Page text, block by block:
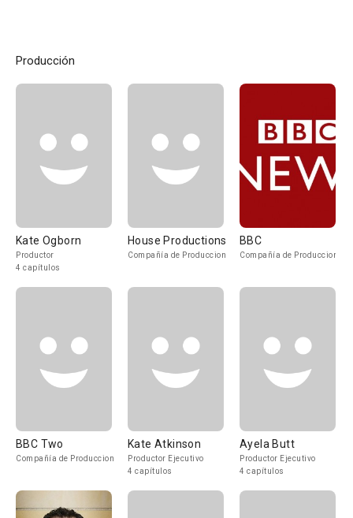
Producción
Kate Ogborn
Productor
4 capítulos
House Productions
Compañía de Produccion
BBC
Compañía de Produccion
BBC Two
Compañía de Produccion
Kate Atkinson
Productor Ejecutivo
4 capítulos
Ayela Butt
Productor Ejecutivo
4 capítulos